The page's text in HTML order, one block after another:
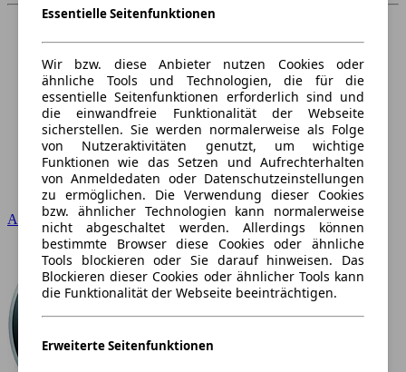
Audi
Essentielle Seitenfunktionen
Wir bzw. diese Anbieter nutzen Cookies oder
ähnliche Tools und Technologien, die für die
essentielle Seitenfunktionen erforderlich sind und
die einwandfreie Funktionalität der Webseite
sicherstellen. Sie werden normalerweise als Folge
von Nutzeraktivitäten genutzt, um wichtige
Funktionen wie das Setzen und Aufrechterhalten
von Anmeldedaten oder Datenschutzeinstellungen
zu ermöglichen. Die Verwendung dieser Cookies
bzw. ähnlicher Technologien kann normalerweise
nicht abgeschaltet werden. Allerdings können
bestimmte Browser diese Cookies oder ähnliche
Tools blockieren oder Sie darauf hinweisen. Das
Blockieren dieser Cookies oder ähnlicher Tools kann
die Funktionalität der Webseite beeinträchtigen.
Erweiterte Seitenfunktionen